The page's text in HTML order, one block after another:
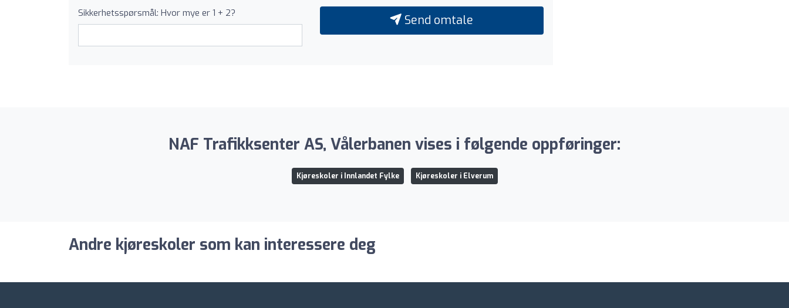
Sikkerhetsspørsmål: Hvor mye er 1 + 2? Send omtale
NAF Trafikksenter AS, Vålerbanen vises i følgende oppføringer:
Kjøreskoler i Innlandet Fylke Kjøreskoler i Elverum
Andre kjøreskoler som kan interessere deg